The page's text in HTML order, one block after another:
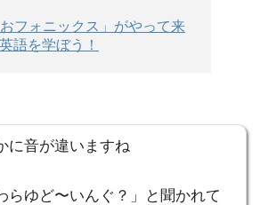
おフォニックス」がやって来
語を学ぼう！
に音が違いますね
らゆど〜いんぐ？」と聞かれて